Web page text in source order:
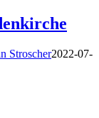
Stroscher2022-07-